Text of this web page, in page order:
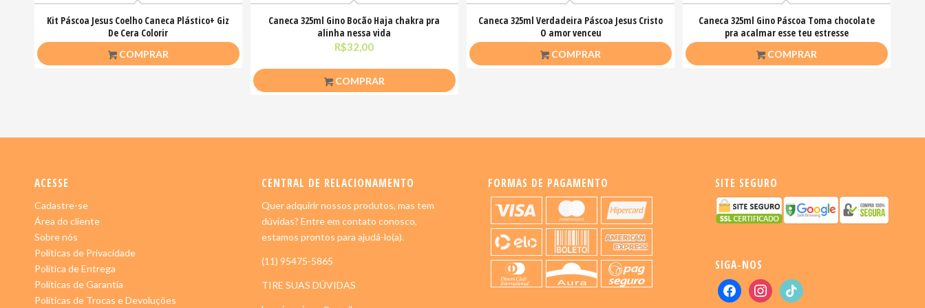
Kit Páscoa Jesus Coelho Caneca Plástico+ Giz
De Cera Colorir
COMPRAR
Caneca 325ml Gino Bocão Haja chakra pra
alinha nessa vida
R$32,00
COMPRAR
Caneca 325ml Verdadeira Páscoa Jesus Cristo
O amor venceu
COMPRAR
Caneca 325ml Gino Páscoa Toma chocolate
pra acalmar esse teu estresse
COMPRAR
ACESSE
Cadastre-se
Área do cliente
Sobre nós
Políticas de Privacidade
Política de Entrega
Políticas de Garantia
Políticas de Trocas e Devoluções
CENTRAL DE RELACIONAMENTO
Quer adquirir nossos produtos, mas tem
dúvidas? Entre em contato conosco,
estamos prontos para ajudá-lo(a).
(11) 95475-5865
TIRE SUAS DÚVIDAS
FORMAS DE PAGAMENTO SITE SEGURO
SIGA-NOS